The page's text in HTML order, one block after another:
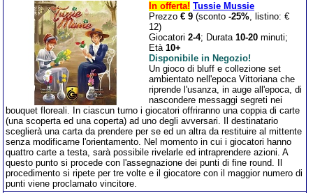
In offerta! Tussie Mussie
Prezzo € 9 (sconto -25%, listino: €
12)
Giocatori 2-4; Durata 10-20 minuti;
Età 10+
Disponibile in Negozio!
Un gioco di bluff e collezione set
ambientato nell'epoca Vittoriana che
riprende l'usanza, in auge all'epoca, di
nascondere messaggi segreti nei
bouquet floreali. In ciascun turno i giocatori offriranno una coppia di carte
(una scoperta ed una coperta) ad uno degli avversari. Il destinatario
sceglierà una carta da prendere per se ed un altra da restituire al mittente
senza modificarne l'orientamento. Nel momento in cui i giocatori hanno
quattro carte a testa, sarà possibile rivelarle ed intraprendere azioni. A
questo punto si procede con l'assegnazione dei punti di fine round. Il
procedimento si ripete per tre volte e il giocatore con il maggior numero di
punti viene proclamato vincitore.